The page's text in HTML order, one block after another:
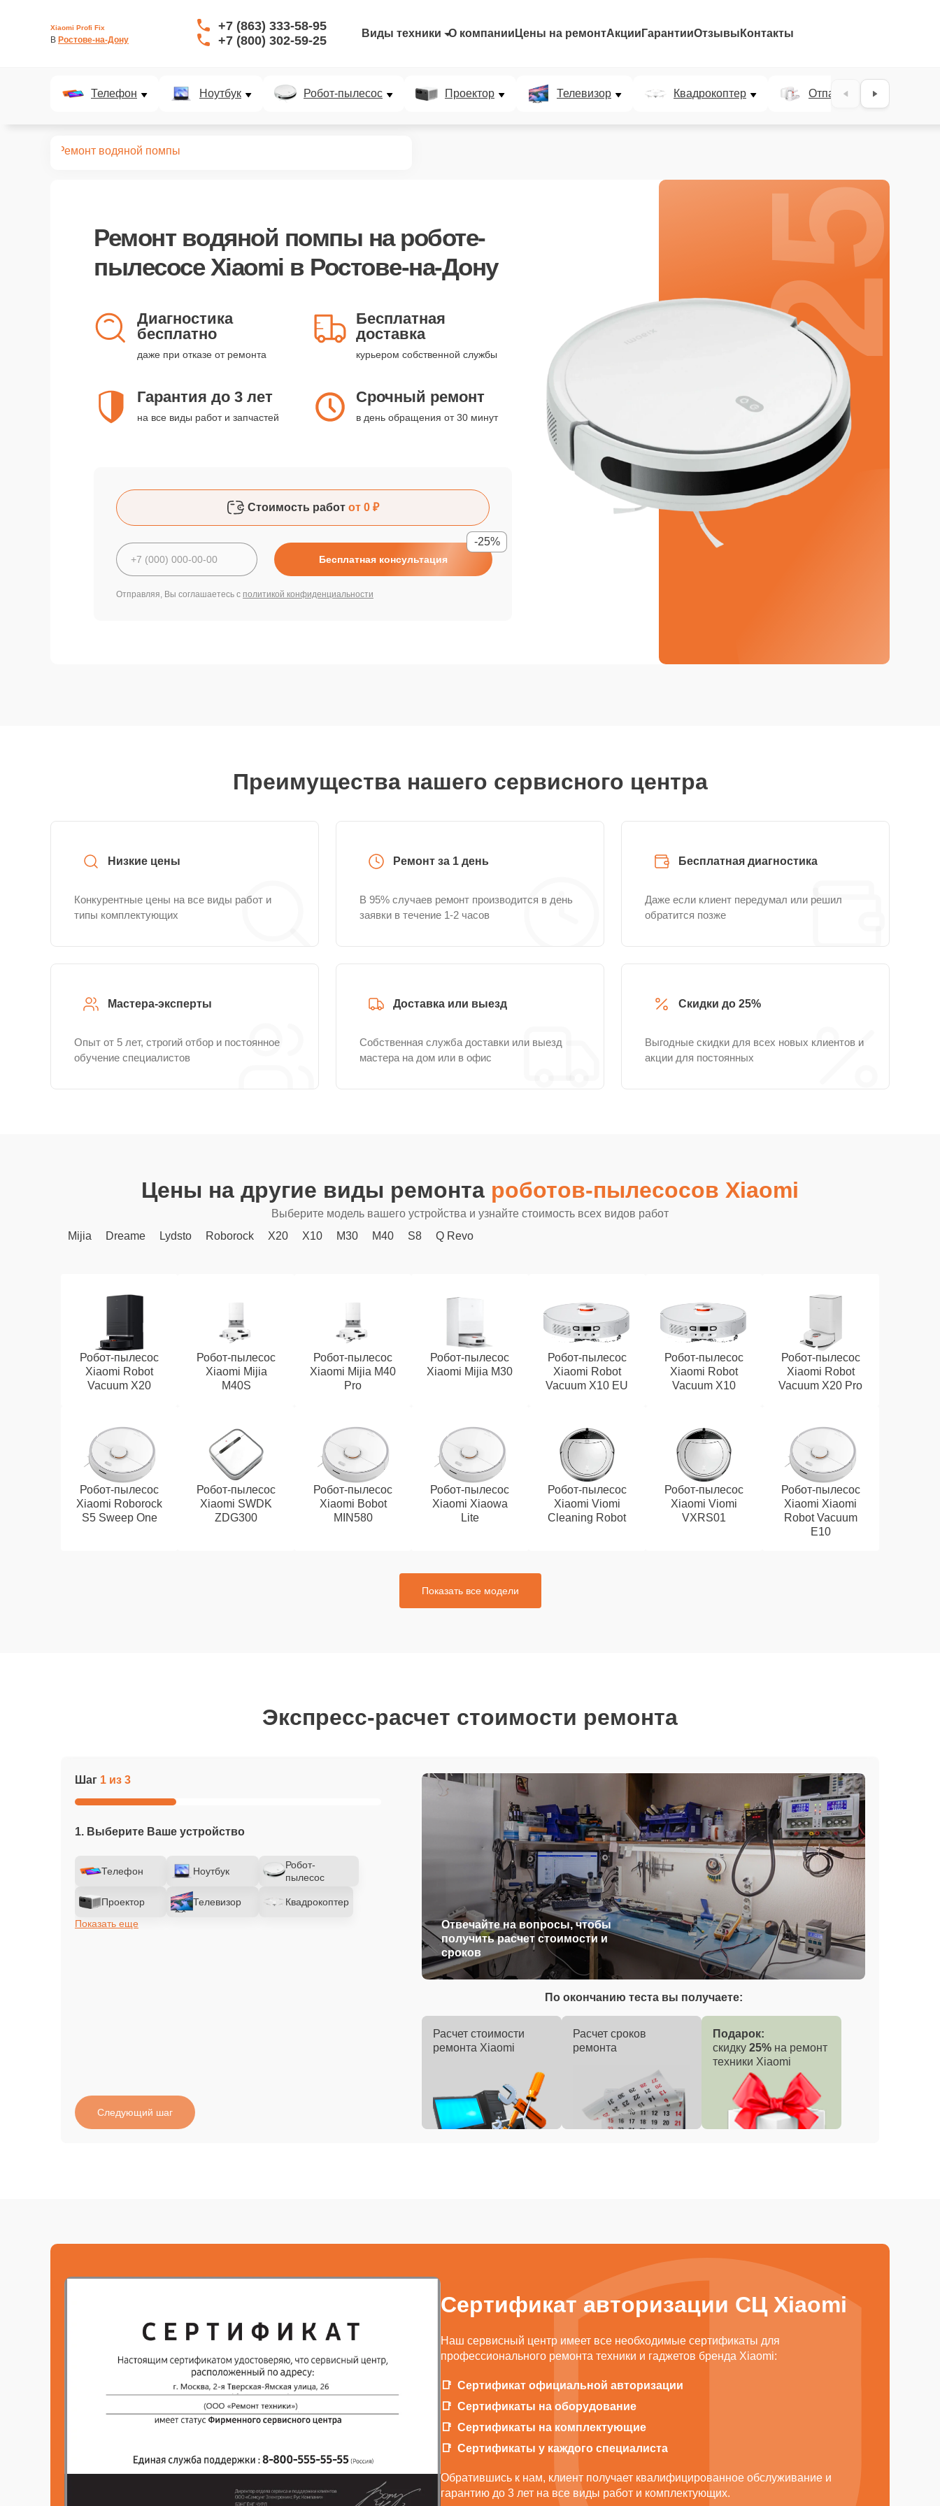
Xiaomi Profi Fix
В Ростове-на-Дону
+7 (863) 333-58-95
+7 (800) 302-59-25
Виды техники О компании Цены на ремонтАкции ГарантииОтзывы Контакты
Телефон Ноутбук Робот-пылесос Проектор Телевизор Квадрокоптер Отпариватель
Ремонт водяной помпы
Ремонт водяной помпы на роботе-
пылесосе Xiaomi в Ростове-на-Дону
Диагностика
бесплатно
даже при отказе от ремонта
Бесплатная
доставка
курьером собственной службы
Гарантия до 3 лет
на все виды работ и запчастей
Срочный ремонт
в день обращения от 30 минут
Стоимость работ от 0 ₽
Бесплатная консультация
-25%
Отправляя, Вы соглашаетесь с политикой конфиденциальности
25%
Преимущества нашего сервисного центра
Низкие цены
Конкурентные цены на все виды работ и
типы комплектующих
Ремонт за 1 день
В 95% случаев ремонт производится в день
заявки в течение 1-2 часов
Бесплатная диагностика
Даже если клиент передумал или решил
обратится позже
Мастера-эксперты
Опыт от 5 лет, строгий отбор и постоянное
обучение специалистов
Доставка или выезд
Собственная служба доставки или выезд
мастера на дом или в офис
Скидки до 25%
Выгодные скидки для всех новых клиентов и
акции для постоянных
Цены на другие виды ремонта роботов-пылесосов Xiaomi
Выберите модель вашего устройства и узнайте стоимость всех видов работ
Mijia
Dreame Lydsto Roborock X20 X10 M30 M40 S8 Q Revo
Робот-пылесос
Xiaomi Robot
Vacuum X20
Робот-пылесос
Xiaomi Mijia
M40S
Робот-пылесос
Xiaomi Mijia M40
Pro
Робот-пылесос
Xiaomi Mijia M30
Робот-пылесос
Xiaomi Robot
Vacuum X10 EU
Робот-пылесос
Xiaomi Robot
Vacuum X10
Робот-пылесос
Xiaomi Robot
Vacuum X20 Pro
Робот-пылесос
Xiaomi Roborock
S5 Sweep One
Робот-пылесос
Xiaomi SWDK
ZDG300
Робот-пылесос
Xiaomi Bobot
MIN580
Робот-пылесос
Xiaomi Xiaowa
Lite
Робот-пылесос
Xiaomi Viomi
Cleaning Robot
Робот-пылесос
Xiaomi Viomi
VXRS01
Робот-пылесос
Xiaomi Xiaomi
Robot Vacuum
E10
Показать все модели
Экспресс-расчет стоимости ремонта
Шаг 1 из 3
1. Выберите Ваше устройство
Телефон Ноутбук
Робот-
пылесос
Проектор Телевизор
Квадрокоптер
Показать еще
Отвечайте на вопросы, чтобы
получить расчет стоимости и
сроков
Следующий шаг
По окончанию теста вы получаете:
Расчет стоимости
ремонта Xiaomi
Расчет сроков
ремонта
Подарок:
скидку 25% на ремонт
техники Xiaomi
Сертификат авторизации СЦ Xiaomi
Наш сервисный центр имеет все необходимые сертификаты для
профессионального ремонта техники и гаджетов бренда Xiaomi:
Сертификат официальной авторизации
Сертификаты на оборудование
Сертификаты на комплектующие
Сертификаты у каждого специалиста
Обратившись к нам, клиент получает квалифицированное обслуживание и
гарантию до 3 лет на все виды работ и комплектующих.